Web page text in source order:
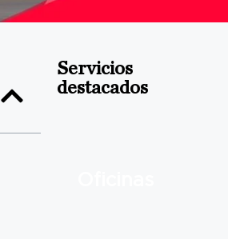
Servicios
destacados